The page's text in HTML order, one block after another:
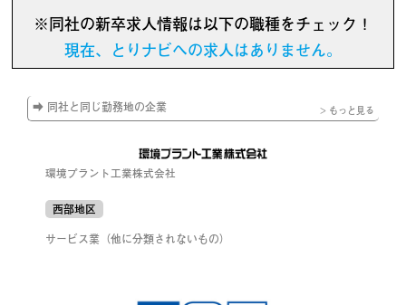
※同社の新卒求人情報は以下の職種をチェック！
現在、とりナビへの求人はありません。
➡ 同社と同じ勤務地の企業 > もっと見る
環境プラント工業株式会社
西部地区
サービス業（他に分類されないもの）